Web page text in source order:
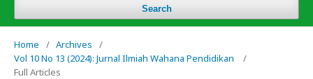
Search
Home / Archives
/
Vol 10 No 13 (2024): Jurnal Ilmiah Wahana Pendidikan
/
Full Articles